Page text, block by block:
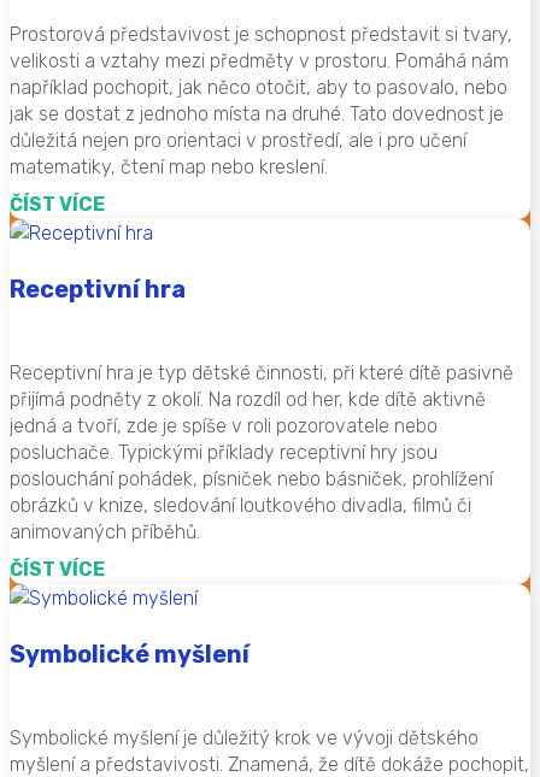
Prostorová představivost je schopnost představit si tvary,
velikosti a vztahy mezi předměty v prostoru. Pomáhá nám
například pochopit, jak něco otočit, aby to pasovalo, nebo
jak se dostat z jednoho místa na druhé. Tato dovednost je
důležitá nejen pro orientaci v prostředí, ale i pro učení
matematiky, čtení map nebo kreslení.
ČÍST VÍCE
Receptivní hra
Receptivní hra je typ dětské činnosti, při které dítě pasivně
přijímá podněty z okolí. Na rozdíl od her, kde dítě aktivně
jedná a tvoří, zde je spíše v roli pozorovatele nebo
posluchače. Typickými příklady receptivní hry jsou
poslouchání pohádek, písniček nebo básniček, prohlížení
obrázků v knize, sledování loutkového divadla, filmů či
animovaných příběhů.
ČÍST VÍCE
Symbolické myšlení
Symbolické myšlení je důležitý krok ve vývoji dětského
myšlení a představivosti. Znamená, že dítě dokáže pochopit,